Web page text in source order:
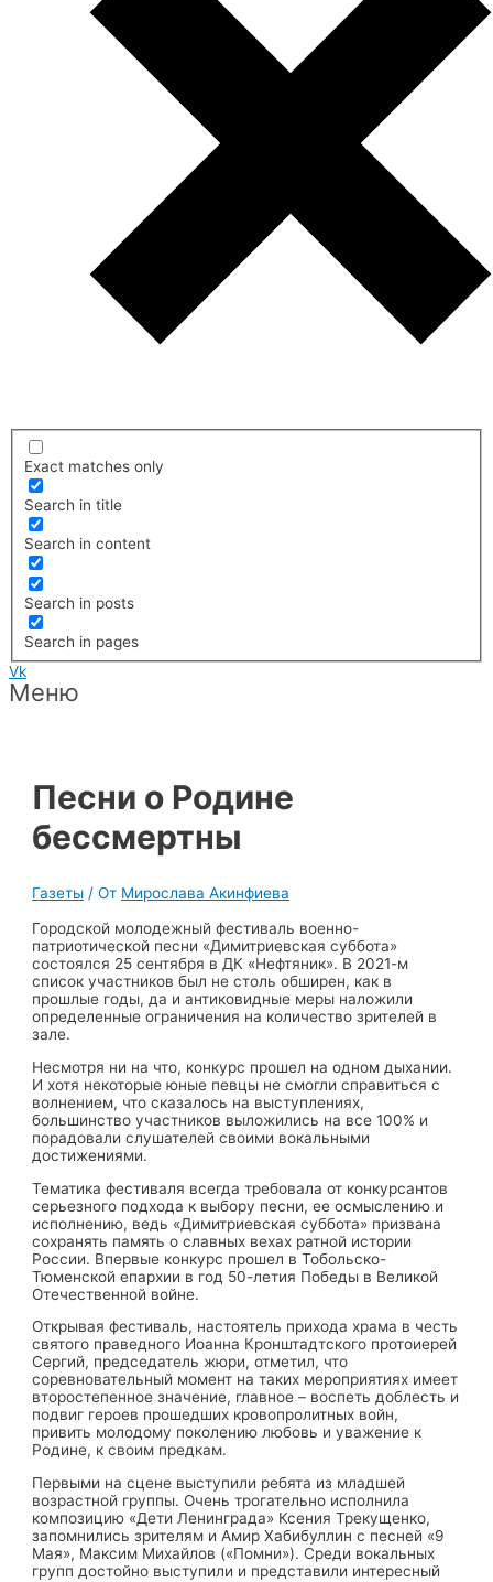
Exact matches only
Search in title
Search in content
Search in posts
Search in pages
Vk
Меню
Песни о Родине
бессмертны
Газеты / От Мирослава Акинфиева
Городской молодежный фестиваль военно-
патриотической песни «Димитриевская суббота»
состоялся 25 сентября в ДК «Нефтяник». В 2021-м
список участников был не столь обширен, как в
прошлые годы, да и антиковидные меры наложили
определенные ограничения на количество зрителей в
зале.
Несмотря ни на что, конкурс прошел на одном дыхании.
И хотя некоторые юные певцы не смогли справиться с
волнением, что сказалось на выступлениях,
большинство участников выложились на все 100% и
порадовали слушателей своими вокальными
достижениями.
Тематика фестиваля всегда требовала от конкурсантов
серьезного подхода к выбору песни, ее осмыслению и
исполнению, ведь «Димитриевская суббота» призвана
сохранять память о славных вехах ратной истории
России. Впервые конкурс прошел в Тобольско-
Тюменской епархии в год 50-летия Победы в Великой
Отечественной войне.
Открывая фестиваль, настоятель прихода храма в честь
святого праведного Иоанна Кронштадтского протоиерей
Сергий, председатель жюри, отметил, что
соревновательный момент на таких мероприятиях имеет
второстепенное значение, главное – воспеть доблесть и
подвиг героев прошедших кровопролитных войн,
привить молодому поколению любовь и уважение к
Родине, к своим предкам.
Первыми на сцене выступили ребята из младшей
возрастной группы. Очень трогательно исполнила
композицию «Дети Ленинграда» Ксения Трекущенко,
запомнились зрителям и Амир Хабибуллин с песней «9
Мая», Максим Михайлов («Помни»). Среди вокальных
групп достойно выступили и представили интересный